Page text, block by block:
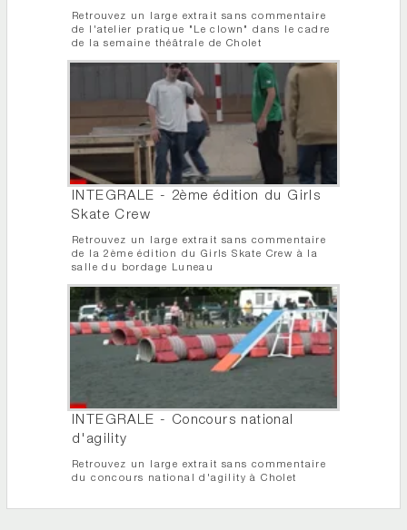
Retrouvez un large extrait sans commentaire
de l'atelier pratique "Le clown" dans le cadre
de la semaine théâtrale de Cholet
INTEGRALE - 2ème édition du Girls
Skate Crew
Retrouvez un large extrait sans commentaire
de la 2ème édition du Girls Skate Crew à la
salle du bordage Luneau
INTEGRALE - Concours national
d'agility
Retrouvez un large extrait sans commentaire
du concours national d'agility à Cholet